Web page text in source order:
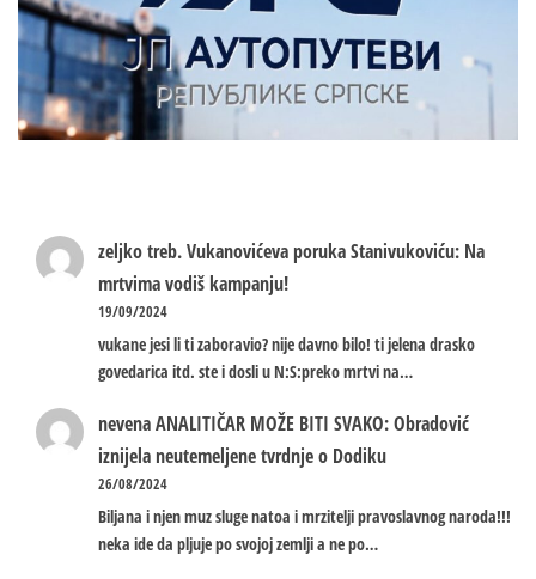
zeljko treb.Vukanovićeva poruka Stanivukoviću: Na
mrtvima vodiš kampanju!
19/09/2024
vukane jesi li ti zaboravio? nije davno bilo! ti jelena drasko
govedarica itd. ste i dosli u N:S:preko mrtvi na…
nevenaANALITIČAR MOŽE BITI SVAKO: Obradović
iznijela neutemeljene tvrdnje o Dodiku
26/08/2024
Biljana i njen muz sluge natoa i mrzitelji pravoslavnog naroda!!!
neka ide da pljuje po svojoj zemlji a ne po…